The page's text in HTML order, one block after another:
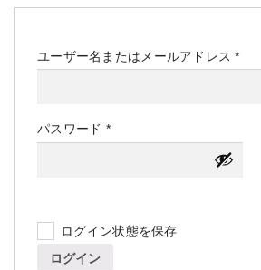
ユーザー名またはメールアドレス*必
パスワード *必
須
ログイン状態を保存
ログイン